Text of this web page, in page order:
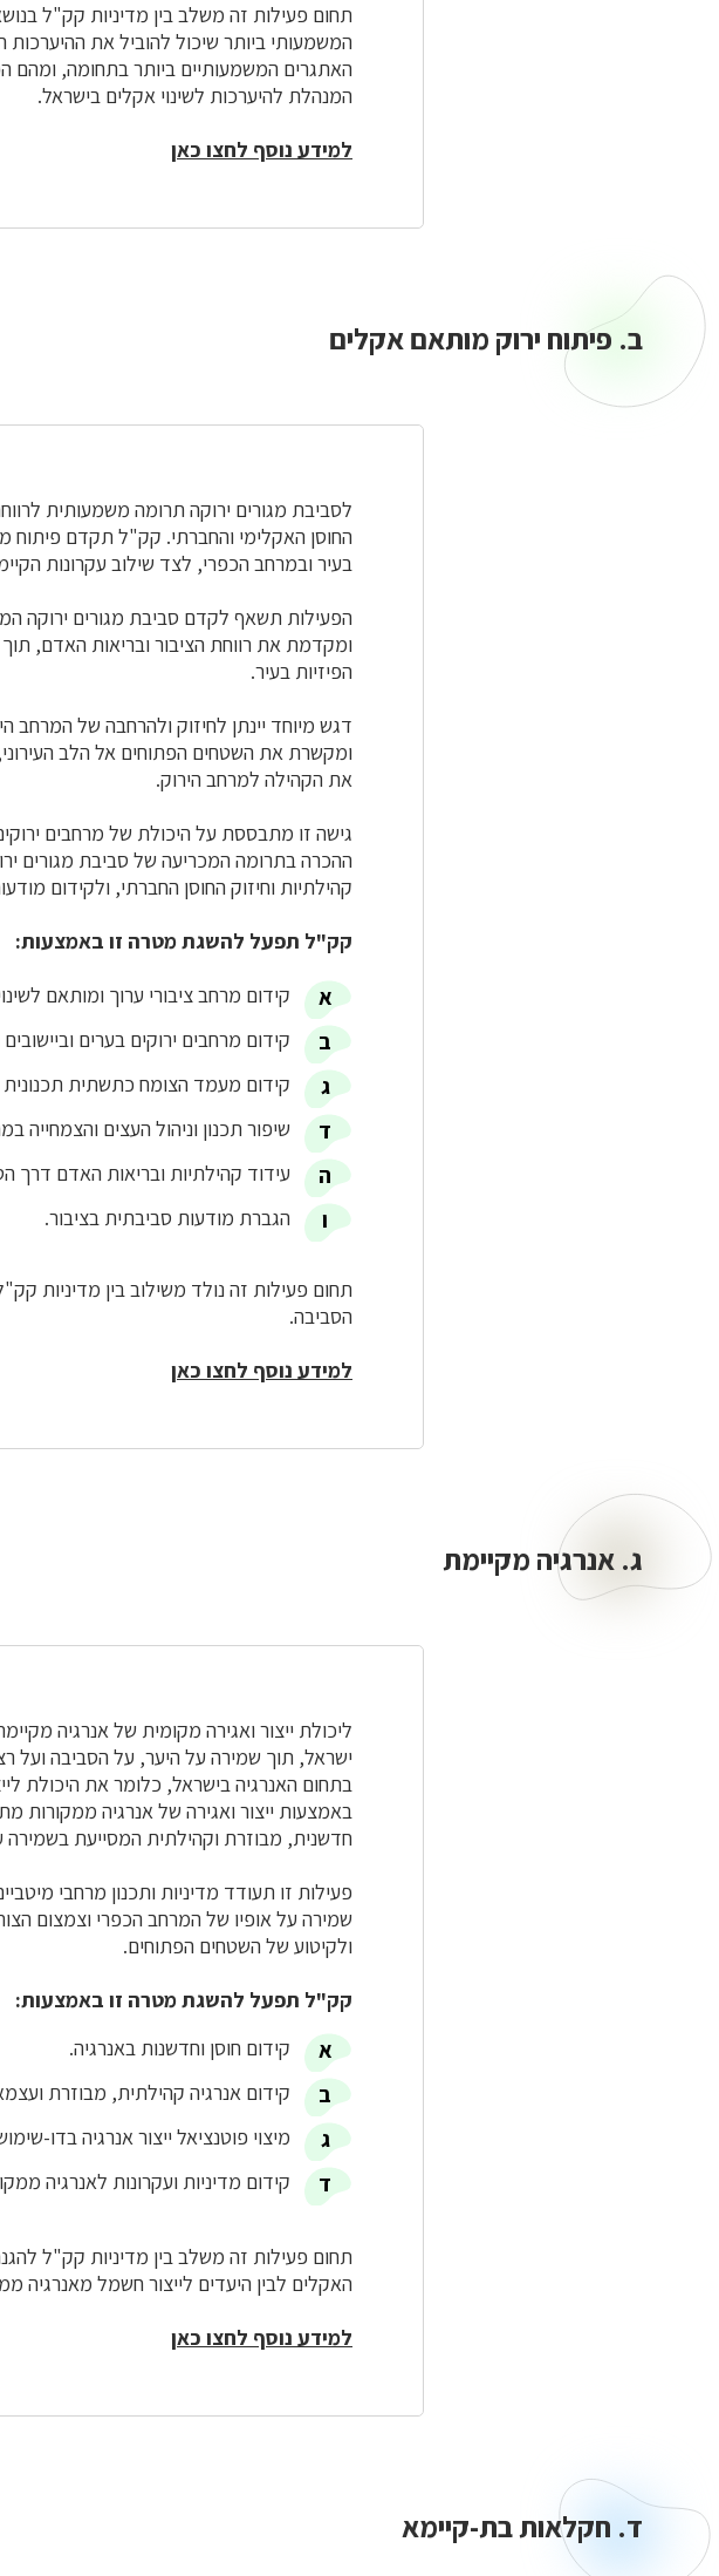
תחום פעילות זה משלב בין מדיניות קק"ל
המשמעותי ביותר שיכול להוביל את
האתגרים המשמעותיים ביותר בתחומה, ומהם
המנהלת להיערכות לשינוי אקלים בישראל.
למידע נוסף לחצו כאן
פיתוח
ירוק
ב. פיתוח ירוק מותאם אקלים
לסביבת מגורים ירוקה תרומה משמעותית
החוסן האקלימי והחברתי. קק"ל תקדם פיתוח
בעיר ובמרחב הכפרי, לצד שילוב עקרונות
הפעילות תשאף לקדם סביבת מגורים ירוקה
ומקדמת את רווחת הציבור ובריאות האדם,
הפיזיות בעיר.
דגש מיוחד יינתן לחיזוק ולהרחבה של המרחב
ומקשרת את השטחים הפתוחים אל הלב
את הקהילה למרחב הירוק.
גישה זו מתבססת על היכולת של מרחבים
ההכרה בתרומה המכריעה של סביבת מגורים
קהילתיות וחיזוק החוסן החברתי, ולקידום
קק"ל תפעל להשגת מטרה זו באמצעות:
קידום מרחב ציבורי ערוך ומותאם
קידום מרחבים ירוקים בערים
קידום מעמד הצומח כתשתית
שיפור תכנון וניהול העצים והצמחייה
עידוד קהילתיות ובריאות האדם דרך
הגברת מודעות סביבתית בציבור.
תחום פעילות זה נולד משילוב בין מדיניות
הסביבה.
למידע נוסף לחצו כאן
אנרגיה
ג. אנרגיה מקיימת
ליכולת ייצור ואגירה מקומית של אנרגיה
ישראל, תוך שמירה על היער, על הסביבה ועל
בתחום האנרגיה בישראל, כלומר את היכולת
באמצעות ייצור ואגירה של אנרגיה ממקורות
חדשנית, מבוזרת וקהילתית המסייעת בשמירה
פעילות זו תעודד מדיניות ותכנון מרחבי
שמירה על אופיו של המרחב הכפרי וצמצום
ולקיטוע של השטחים הפתוחים.
קק"ל תפעל להשגת מטרה זו באמצעות:
קידום חוסן וחדשנות באנרגיה.
קידום אנרגיה קהילתית, מבוזרת
מיצוי פוטנציאל ייצור אנרגיה בדו-
קידום מדיניות ועקרונות לאנרגיה
תחום פעילות זה משלב בין מדיניות קק"ל
האקלים לבין היעדים לייצור חשמל
למידע נוסף לחצו כאן
ד.
ד. חקלאות בת-קיימא